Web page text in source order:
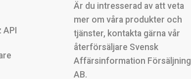
Är du intresserad av att veta
mer om våra produkter och
tjänster, kontakta gärna vår
återförsäljare Svensk
Affärsinformation Försäljning
AB.